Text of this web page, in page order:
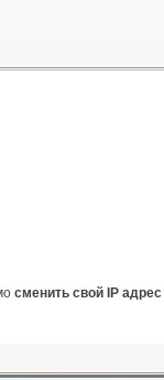
сменить свой IP адрес